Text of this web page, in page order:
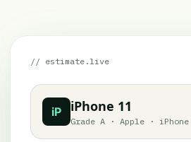
// estimate.live
iP iPhone 11
Grade A ·Apple · iPhone